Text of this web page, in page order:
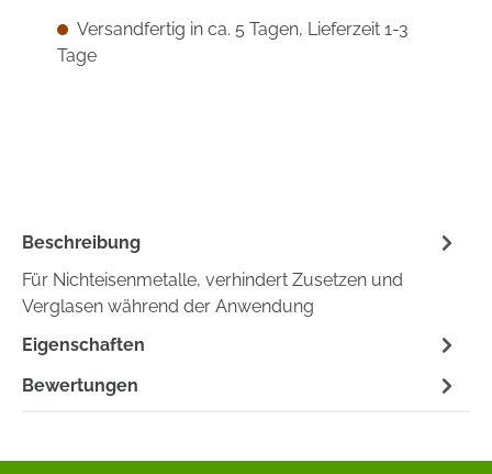
Versandfertig in ca. 5 Tagen, Lieferzeit 1-3
Tage
Beschreibung
Für Nichteisenmetalle, verhindert Zusetzen und
Verglasen während der Anwendung
Eigenschaften
Bewertungen